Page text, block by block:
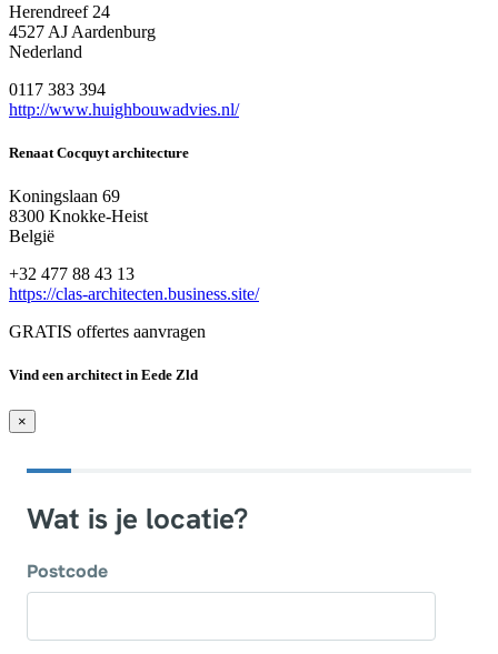
Herendreef 24
4527 AJ Aardenburg
Nederland
0117 383 394
http://www.huighbouwadvies.nl/
Renaat Cocquyt architecture
Koningslaan 69
8300 Knokke-Heist
België
+32 477 88 43 13
https://clas-architecten.business.site/
GRATIS offertes aanvragen
Vind een architect in Eede Zld
×